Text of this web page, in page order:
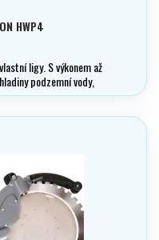
HWP4
ligy. S výkonem až
podzemní vody,
a nákladnější čerpadla.